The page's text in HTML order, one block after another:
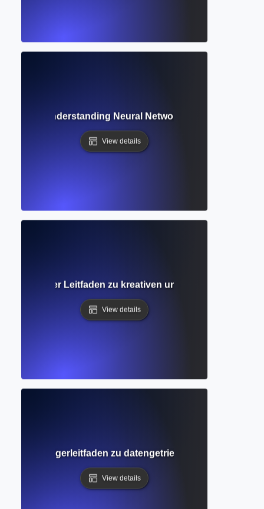
Understanding Neural Networks Behind AI
View details
Leitfaden zu kreativen und akademischen
View details
Einsteigerleitfaden zu datengetriebenen KI- und
View details